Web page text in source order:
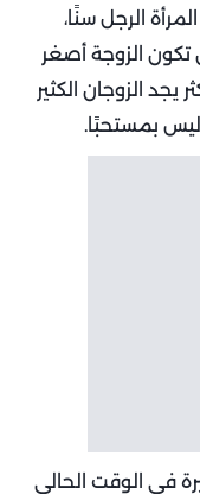
الرجل سنًا،
تكون الزوجة أصغر
يجد الزوجان الكثير
ليس بمستحبًا.
في الوقت الحالي